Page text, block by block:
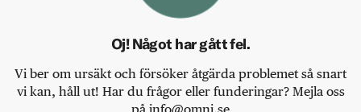
Oj! Något har gått fel.
Vi ber om ursäkt och försöker åtgärda problemet så snart
vi kan, håll ut! Har du frågor eller funderingar? Mejla oss